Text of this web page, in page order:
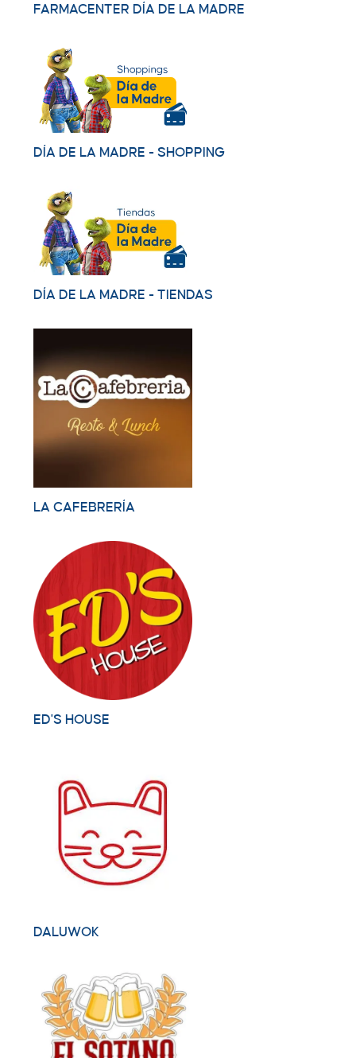
FARMACENTER DÍA DE LA MADRE
DÍA DE LA MADRE - SHOPPING
DÍA DE LA MADRE - TIENDAS
LA CAFEBRERÍA
ED'S HOUSE
DALUWOK